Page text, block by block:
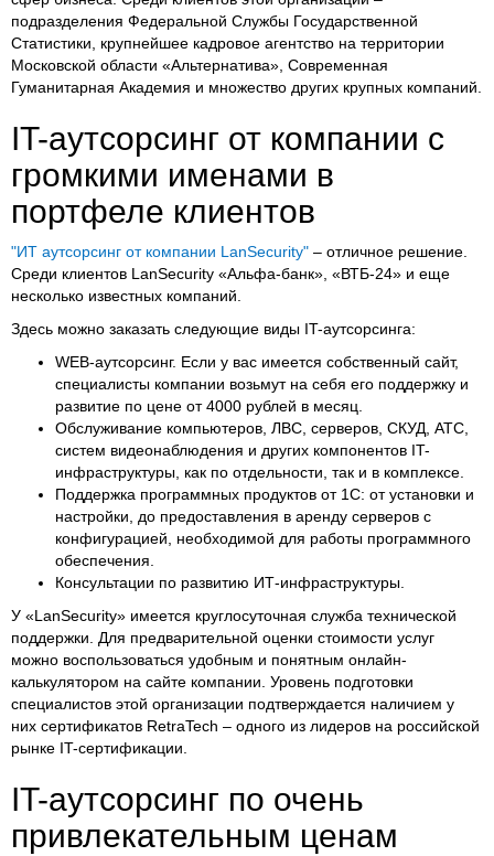
подразделения Федеральной Службы Государственной
Статистики, крупнейшее кадровое агентство на территории
Московской области «Альтернатива», Современная
Гуманитарная Академия и множество других крупных компаний.
IT-аутсорсинг от компании с
громкими именами в
портфеле клиентов
"ИТ аутсорсинг от компании LanSecurity" – отличное решение.
Среди клиентов LanSecurity «Альфа-банк», «ВТБ-24» и еще
несколько известных компаний.
Здесь можно заказать следующие виды IT-аутсорсинга:
WEB-аутсорсинг. Если у вас имеется собственный сайт,
специалисты компании возьмут на себя его поддержку и
развитие по цене от 4000 рублей в месяц.
Обслуживание компьютеров, ЛВС, серверов, СКУД, АТС,
систем видеонаблюдения и других компонентов IT-
инфраструктуры, как по отдельности, так и в комплексе.
Поддержка программных продуктов от 1С: от установки и
настройки, до предоставления в аренду серверов с
конфигурацией, необходимой для работы программного
обеспечения.
Консультации по развитию ИТ-инфраструктуры.
У «LanSecurity» имеется круглосуточная служба технической
поддержки. Для предварительной оценки стоимости услуг
можно воспользоваться удобным и понятным онлайн-
калькулятором на сайте компании. Уровень подготовки
специалистов этой организации подтверждается наличием у
них сертификатов RetraTech – одного из лидеров на российской
рынке IT-сертификации.
IT-аутсорсинг по очень
привлекательным ценам